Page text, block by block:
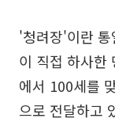
'청려장'이란
이 직접 하사한
에서 100세를
으로 전달하고